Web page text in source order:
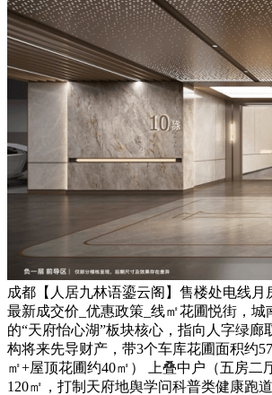
成都【人居九林语鎏云阁】售楼处电线月
最新成交价_优惠政策_线㎡花圃悦街，城
的“天府怡心湖”板块核心，指向人字绿廊
构将来先导财产，带3个车库花圃面积约
㎡+屋顶花圃约40㎡） 上叠中户（五房二
120㎡，打制天府地舆学问科普类健康跑